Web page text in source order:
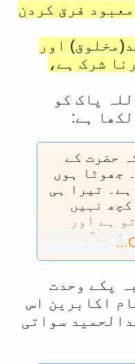
فرق کردن
اور
شرک ہے،
پاک کو
ہے:
حضرت کے
جھوٹا ہوں
تيرا ہی
نہيں
ہے اور
ہے"۔
پکے وحدت
اکابرین اس
سواتی